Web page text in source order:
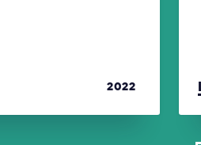
2022